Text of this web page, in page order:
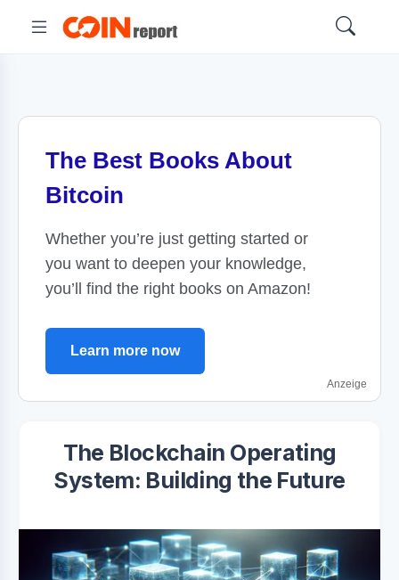
The Best Books About
Bitcoin
Whether you’re just getting started or
you want to deepen your knowledge,
you’ll find the right books on Amazon!
Learn more now
Anzeige
The Blockchain Operating
System: Building the Future